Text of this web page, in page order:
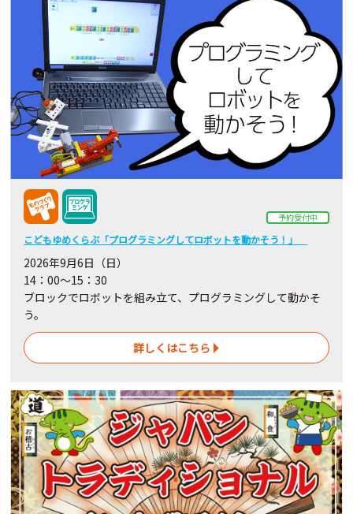
予約受付中
こどもゆめくらぶ「プログラミングしてロボットを動かそう！」
2026年9月6日（日）
14：00～15：30
ブロックでロボットを組み立て、プログラミングして動かそ
う。
詳しくはこちら